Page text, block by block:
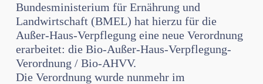
Bundesministerium für Ernährung und
Landwirtschaft (BMEL) hat hierzu für die
Außer-Haus-Verpflegung eine neue Verordnung
erarbeitet: die Bio-Außer-Haus-Verpflegung-
Verordnung / Bio-AHVV.
Die Verordnung wurde nunmehr im